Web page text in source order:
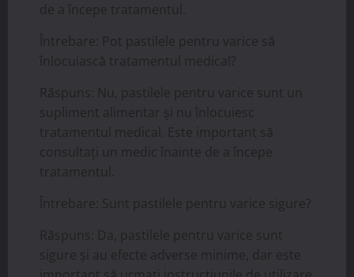
de a începe tratamentul.
Întrebare: Pot pastilele pentru varice să
înlocuiască tratamentul medical?
Răspuns: Nu, pastilele pentru varice sunt un
supliment alimentar și nu înlocuiesc
tratamentul medical. Este important să
consultați un medic înainte de a începe
tratamentul.
Întrebare: Sunt pastilele pentru varice sigure?
Răspuns: Da, pastilele pentru varice sunt
sigure și au efecte adverse minime, dar este